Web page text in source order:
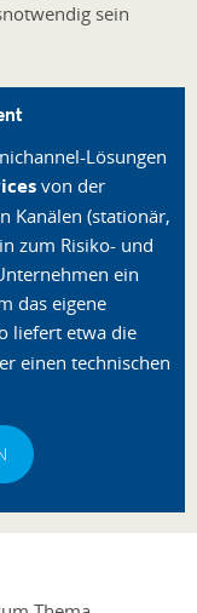
sein
Lösungen
von der
Kanälen (stationär,
zum Risiko- und
ein
das eigene
liefert etwa die
einen technischen